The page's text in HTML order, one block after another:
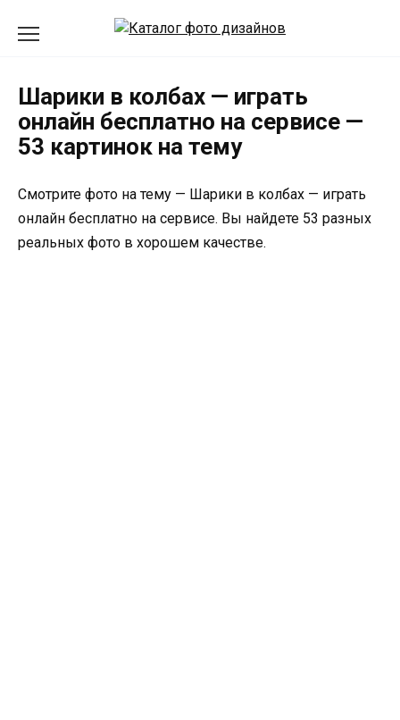
Шарики в колбах — играть
онлайн бесплатно на сервисе —
53 картинок на тему
Смотрите фото на тему — Шарики в колбах — играть
онлайн бесплатно на сервисе. Вы найдете 53 разных
реальных фото в хорошем качестве.